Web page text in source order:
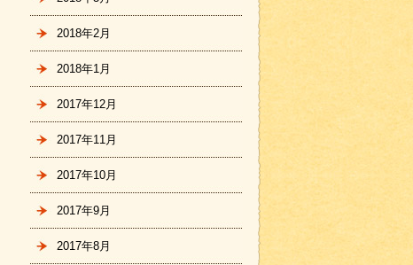
2018年2月
2018年1月
2017年12月
2017年11月
2017年10月
2017年9月
2017年8月